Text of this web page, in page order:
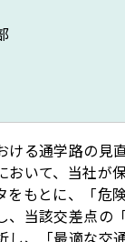
ける通学路の見
おいて、当社が
もとに、「危
、当該交差点の
し、「最適な交